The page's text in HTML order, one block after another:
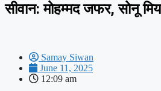
सीवान: मोहम्मद जफर, सोनू
Samay Siwan
June 11, 2025
12:09 am